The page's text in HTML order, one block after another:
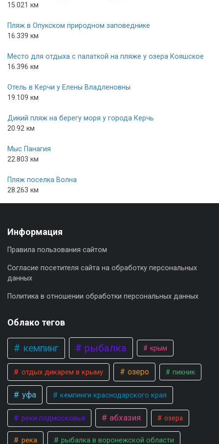
15.021 км
Пляж в Опукском природном заповеднике
16.339 км
Место для отдыха с палаткой на пляже у озера Кояшское
16.396 км
Отель в Керчи у Елены Владленовны
19.109 км
Дикий пляж на берегу моря у города Керчь
20.92 км
Мыс Панагия
22.803 км
Пляж поселка Волна
28.263 км
Информация
Правила пользования сайтом
Согласие посетителя сайта на обработку персональных
данных
Политика в отношении обработки персональных данных
Облако тегов
кемпинг рыбалка крым
отдых дикарем в крыму озеро пикник
уфа кемпинги краснодарского края
реки подмосковья абхазия озера
река рыбалка в воронежской области